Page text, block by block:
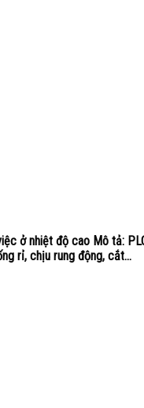
ở nhiệt độ cao Mô tả:
rỉ, chịu rung động, cắt...